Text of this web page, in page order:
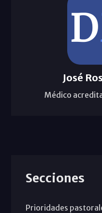
José
Médico
Secciones
Prioridades